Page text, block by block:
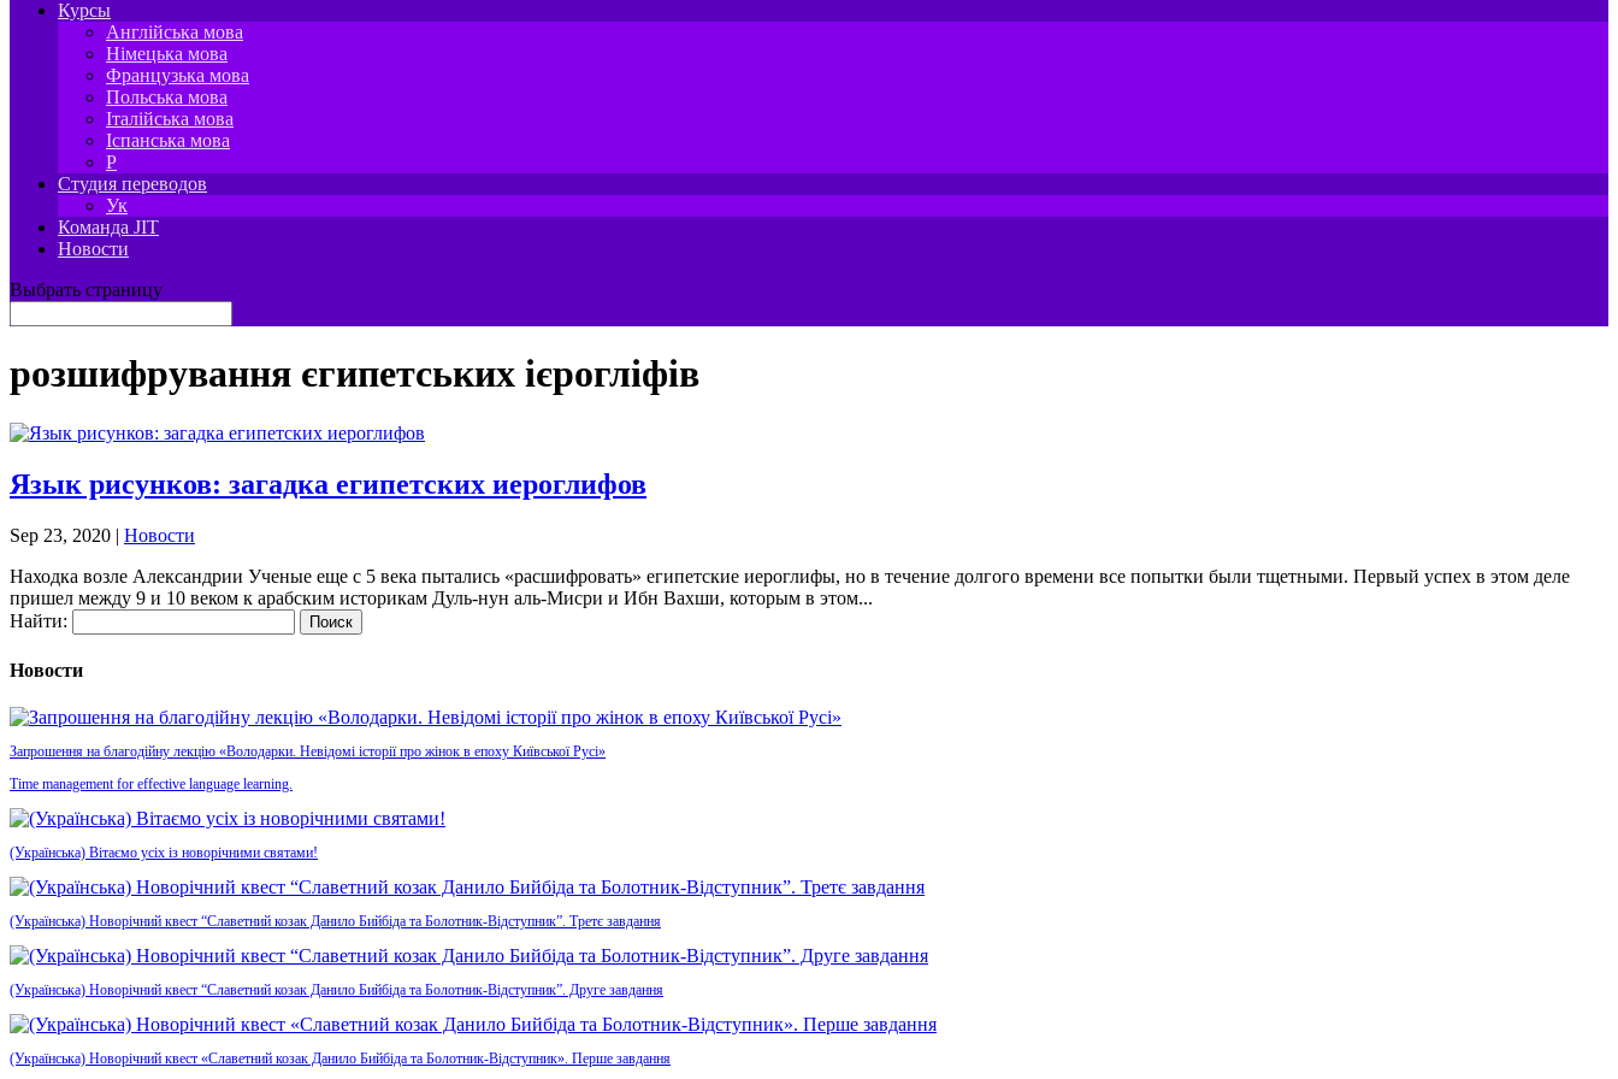
Курсы
Англійська мова
Німецька мова
Французька мова
Польська мова
Італійська мова
Іспанська мова
P
Студия переводов
Ук
Команда JIT
Новости
Выбрать страницу
розшифрування єгипетських ієрогліфів
Язык рисунков: загадка египетских иероглифов
Sep 23, 2020 | Новости
Находка возле Александрии Ученые еще с 5 века пытались «расшифровать» египетские иероглифы, но в течение долгого времени все попытки были тщетными. Первый успех в этом деле
пришел между 9 и 10 веком к арабским историкам Дуль-нун аль-Мисри и Ибн Вахши, которым в этом...
Найти:
Новости
Запрошення на благодійну лекцію «Володарки. Невідомі історії про жінок в епоху Київської Русі»
Time management for effective language learning.
(Українська) Вітаємо усіх із новорічними святами!
(Українська) Новорічний квест “Славетний козак Данило Бийбіда та Болотник-Відступник”. Третє завдання
(Українська) Новорічний квест “Славетний козак Данило Бийбіда та Болотник-Відступник”. Друге завдання
(Українська) Новорічний квест «Славетний козак Данило Бийбіда та Болотник-Відступник». Перше завдання